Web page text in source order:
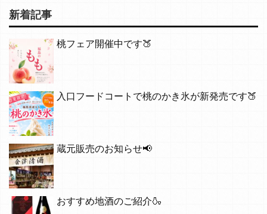
新着記事
桃フェア開催中です🍑
入口フードコートで桃のかき氷が新発売です🍑
蔵元販売のお知らせ📢
おすすめ地酒のご紹介🍶